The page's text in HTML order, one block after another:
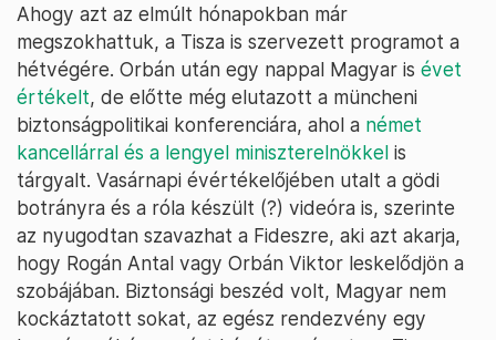
Ahogy azt az elmúlt hónapokban már
megszokhattuk, a Tisza is szervezett programot a
hétvégére. Orbán után egy nappal Magyar is évet
értékelt, de előtte még elutazott a müncheni
biztonságpolitikai konferenciára, ahol a német
kancellárral és a lengyel miniszterelnökkel is
tárgyalt. Vasárnapi évértékelőjében utalt a gödi
botrányra és a róla készült (?) videóra is, szerinte
az nyugodtan szavazhat a Fideszre, aki azt akarja,
hogy Rogán Antal vagy Orbán Viktor leskelődjön a
szobájában. Biztonsági beszéd volt, Magyar nem
kockáztatott sokat, az egész rendezvény egy